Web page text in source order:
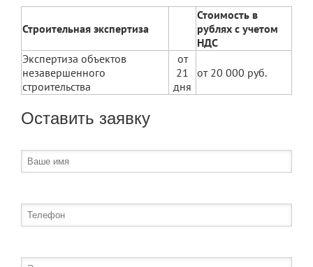
Строительная экспертиза
Стоимость в
рублях с учетом
НДС
Экспертиза объектов
незавершенного
строительства
от
21
дня
от 20 000 руб.
Оставить заявку